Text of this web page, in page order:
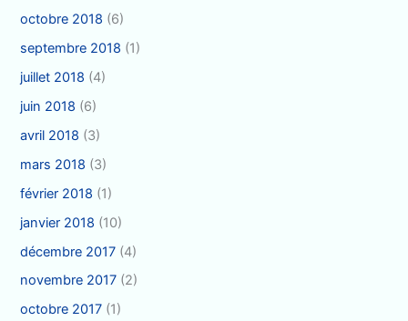
octobre 2018 (6)
septembre 2018 (1)
juillet 2018 (4)
juin 2018 (6)
avril 2018 (3)
mars 2018 (3)
février 2018 (1)
janvier 2018 (10)
décembre 2017 (4)
novembre 2017 (2)
octobre 2017 (1)